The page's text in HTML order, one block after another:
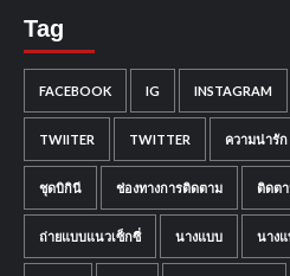
Tag
FACEBOOK IG INSTAGRAM
TWIITER TWITTER ความน่ารัก
ชุดบิกินี ช่องทางการติดตาม ติดต
ถ่ายแบบแนวเซ็กซี่ นางแบบ นาง